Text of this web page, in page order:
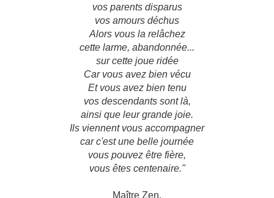
vos parents disparus
vos amours déchus
Alors vous la relâchez
cette larme, abandonnée...
sur cette joue ridée
Car vous avez bien vécu
Et vous avez bien tenu
vos descendants sont là,
ainsi que leur grande joie.
Ils viennent vous accompagner
car c'est une belle journée
vous pouvez être fière,
vous êtes centenaire."
Maître Zen.